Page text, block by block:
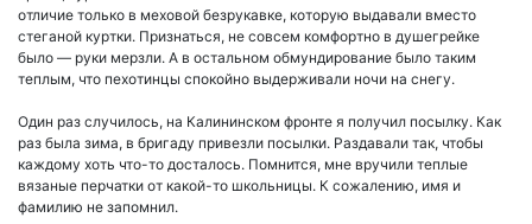
отличие только в меховой безрукавке, которую выдавали вместо
стеганой куртки. Признаться, не совсем комфортно в душегрейке
было — руки мерзли. А в остальном обмундирование было таким
теплым, что пехотинцы спокойно выдерживали ночи на снегу.
Один раз случилось, на Калининском фронте я получил посылку. Как
раз была зима, в бригаду привезли посылки. Раздавали так, чтобы
каждому хоть что-то досталось. Помнится, мне вручили теплые
вязаные перчатки от какой-то школьницы. К сожалению, имя и
фамилию не запомнил.